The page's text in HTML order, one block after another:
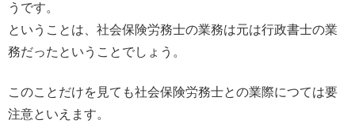
うです。
ということは、社会保険労務士の業務は元は行政書士の業
務だったということでしょう。
このことだけを見ても社会保険労務士との業際につては要
注意といえます。